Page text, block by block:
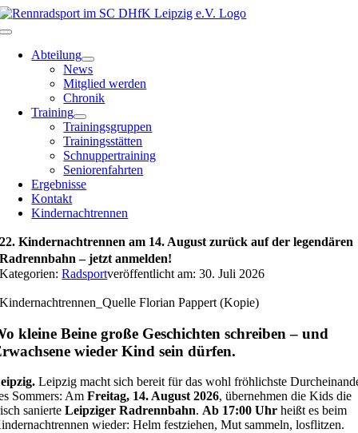
Zum
Inhalt
Toggle
NavigationAbteilung
News
Mitglied werden
Chronik
Training
Trainingsgruppen
Trainingsstätten
Schnuppertraining
Seniorenfahrten
Ergebnisse
Kontakt
Kindernachtrennen
22. Kindernachtrennen am 14. August zurück auf der legendären
Radrennbahn – jetzt anmelden!
Kategorien:Radsportveröffentlicht am: 30. Juli 2026
Kindernachtrennen_Quelle Florian Pappert (Kopie)
kleine Beine große Geschichten schreiben – und
wieder Kind sein dürfen.
Leipzig macht sich bereit für das wohl fröhlichste
Sommers: AmFreitag, 14. August 2026, übernehmen die Kids die
sanierteLeipziger Radrennbahn.Ab 17:00 Uhrheißt es beim
wieder: Helm festziehen, Mut sammeln, losflitzen.